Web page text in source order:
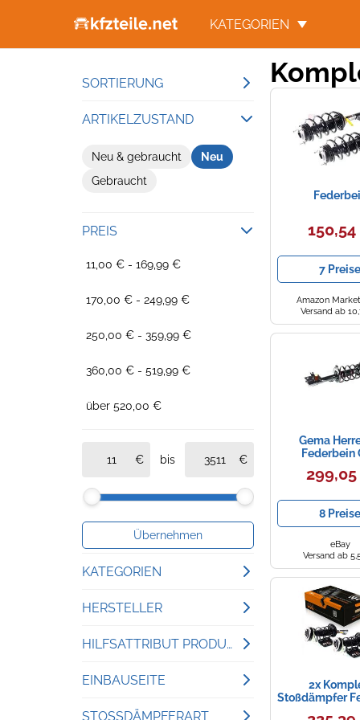
KATEGORIEN
SORTIERUNG
Gesamtpreis
Höchster Preis
ARTIKELZUSTAND
Neu & gebraucht
Neu
Gebraucht
PREIS
11,00 € - 169,99 €
170,00 € - 249,99 €
250,00 € - 359,99 €
360,00 € - 519,99 €
über 520,00 €
bis
Übernehmen
KATEGORIEN
Stoßdämpfer
Radaufhängungen
Fahrwerksfedern
Motorrad Fahrwerke
HERSTELLER
Gema Herrerías
MaXgear
Bestprice
HILFSATTRIBUT PRODUKTTYP
Stoßdämpfer
Federbein
EINBAUSEITE
Vorderachse
STOSSDÄMPFERART
7 Preise
Amazon
Versand ab
Gema
Federbein
352294C07 –
Nissan
(links/
8 Preise
eBay
Versand ab
2x
Stoßdämpfer
Satz Vorne für